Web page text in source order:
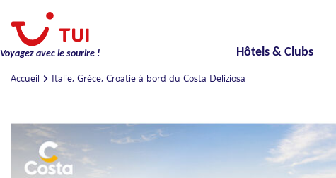
Voyagez avec le sourire ! Hôtels & Clubs
Accueil Italie, Grèce, Croatie à bord du Costa Deliziosa